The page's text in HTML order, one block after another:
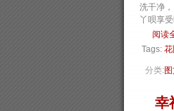
洗干净
丫呗享
阅读
Tags: 花
分类:图
幸